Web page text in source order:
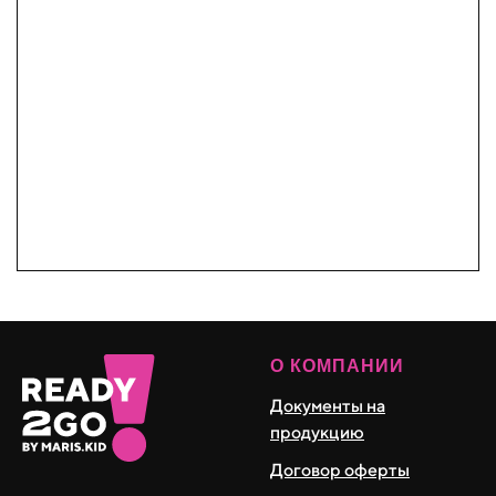
О КОМПАНИИ
Документы на
продукцию
Договор оферты